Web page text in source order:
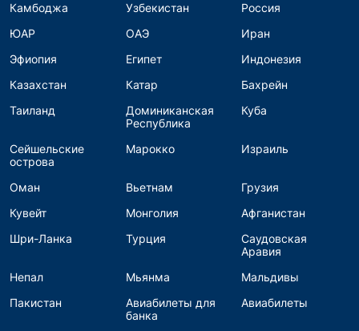
Камбоджа
Узбекистан
Россия
ЮАР
ОАЭ
Иран
Эфиопия
Египет
Индонезия
Казахстан
Катар
Бахрейн
Таиланд
Доминиканская
Республика
Куба
Сейшельские
острова
Марокко Израиль
Оман Вьетнам
Грузия
Кувейт
Монголия
Афганистан
Шри-Ланка
Турция
Саудовская
Аравия
Непал
Мьянма
Мальдивы
Пакистан
Авиабилеты для
банка
Авиабилеты